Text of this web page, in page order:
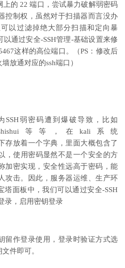
上的 22 端口，尝试暴力破解弱密码
控制权，虽然对于扫描器而言没办
以过滤掉绝大部分扫描和定向暴
通过安全-SSH管理-基础设置来修
这样的高位端口。（PS：修改后
放通对应的ssh端口）
SSH弱密码遭到爆破导致，比如
等等，在kali系统
存放着一个字典，里面大概包含了
，使用密码显然不是一个安全的方
加密实现，安全性远高于密码，能
攻击。因此，服务器运维、生产环
塔面板中，我们可以通过安全-SSH
录，启用密钥登录
留作登录使用，登录时验证方式选
件即可。